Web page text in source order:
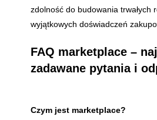
zdolność do budowania trwałych
wyjątkowych doświadczeń
FAQ marketplace –
zadawane pytania i
Czym jest marketplace?